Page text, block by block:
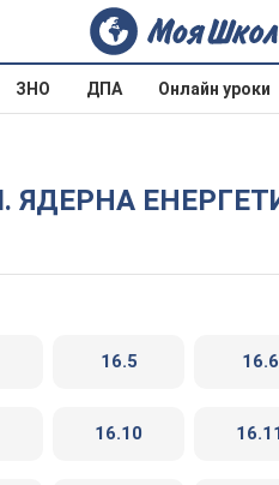
ЗНО ДПА Онлайн уроки
ЯДЕРНА
16.5 16.6
16.10 16.11